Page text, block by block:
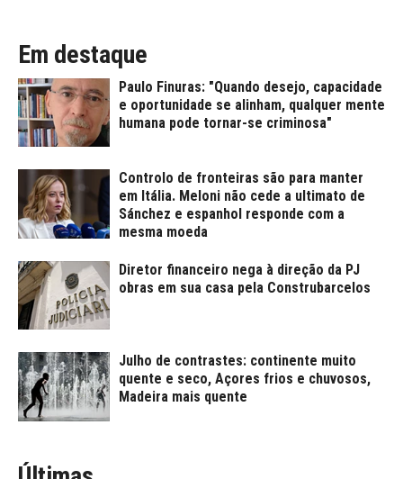
Em destaque
Paulo Finuras: "Quando desejo, capacidade
e oportunidade se alinham, qualquer mente
humana pode tornar-se criminosa"
Controlo de fronteiras são para manter
em Itália. Meloni não cede a ultimato de
Sánchez e espanhol responde com a
mesma moeda
Diretor financeiro nega à direção da PJ
obras em sua casa pela Construbarcelos
Julho de contrastes: continente muito
quente e seco, Açores frios e chuvosos,
Madeira mais quente